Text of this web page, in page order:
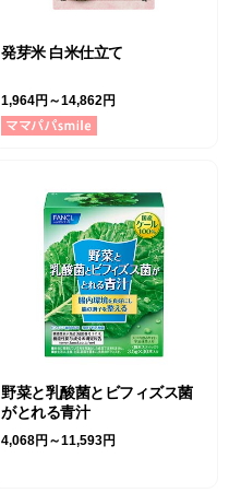
発芽米 白米仕立て
1,964円～14,862円
野菜と乳酸菌とビフィズス菌
がとれる青汁
4,068円～11,593円